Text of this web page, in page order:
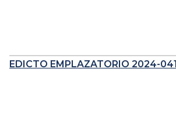
EDICTO EMPLAZATORIO 2024-041